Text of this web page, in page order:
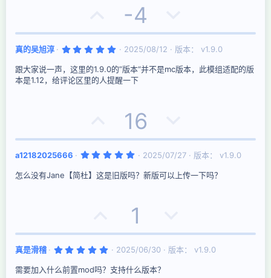
好
评
-4
决
票
真的吴旭淳
5
0
0
星
2025/08/12 版本： v1.9.0
跟大家说一声，这里的1.9.0的”版本“并不是mc版本，此模组适配的版
本是1.12，给评论区里的人提醒一下
好
评
16
决
票
a12182025666
5
0
0
2025/07/27 版本： v1.9.0
怎么没有Jane【简杜】这是旧版吗？新版可以上传一下吗？
好
评
1
决
票
真是滑稽
5
0
2025/06/30 版本： v1.9.0
需要加入什么前置mod吗？支持什么版本？